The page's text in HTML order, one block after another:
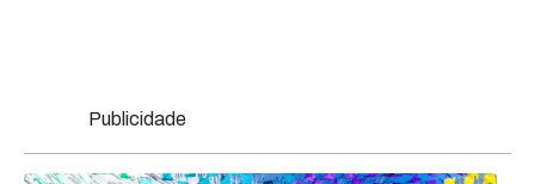
Publicidade